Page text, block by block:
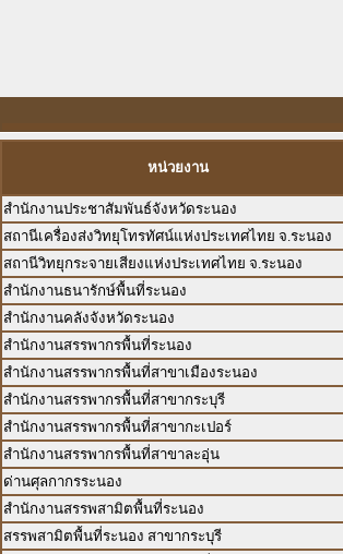
หน่วยงาน
สำนักงานประชาสัมพันธ์จังหวัดระนอง
สถานีเครื่องส่งวิทยุโทรทัศน์แห่งประเทศไทย จ.ระนอง
สถานีวิทยุกระจายเสียงแห่งประเทศไทย จ.ระนอง
สำนักงานธนารักษ์พื้นที่ระนอง
สำนักงานคลังจังหวัดระนอง
สำนักงานสรรพากรพื้นที่ระนอง
สำนักงานสรรพากรพื้นที่สาขาเมืองระนอง
สำนักงานสรรพากรพื้นที่สาขากระบุรี
สำนักงานสรรพากรพื้นที่สาขากะเปอร์
สำนักงานสรรพากรพื้นที่สาขาละอุ่น
ด่านศุลกากรระนอง
สำนักงานสรรพสามิตพื้นที่ระนอง
สรรพสามิตพื้นที่ระนอง สาขากระบุรี